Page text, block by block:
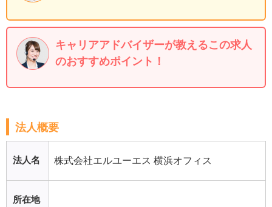
キャリアアドバイザーが教えるこの求人
のおすすめポイント！
法人概要
法人名 株式会社エルユーエス 横浜オフィス
所在地